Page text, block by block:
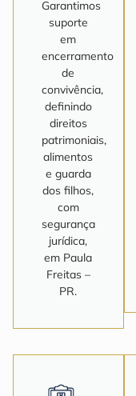
Garantimos
suporte
em
encerramento
de
convivência,
definindo
direitos
patrimoniais,
alimentos
e guarda
dos filhos,
com
segurança
jurídica,
em Paula
Freitas –
PR.